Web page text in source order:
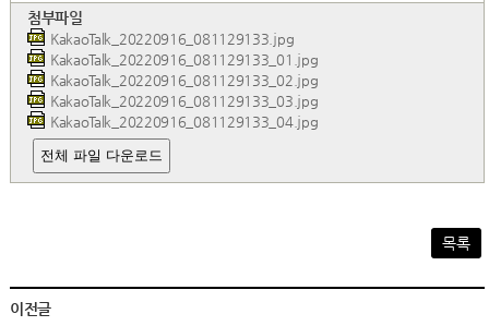
첨부파일
KakaoTalk_20220916_081129133.jpg
KakaoTalk_20220916_081129133_01.jpg
KakaoTalk_20220916_081129133_02.jpg
KakaoTalk_20220916_081129133_03.jpg
KakaoTalk_20220916_081129133_04.jpg
전체 파일 다운로드
목록
이전글